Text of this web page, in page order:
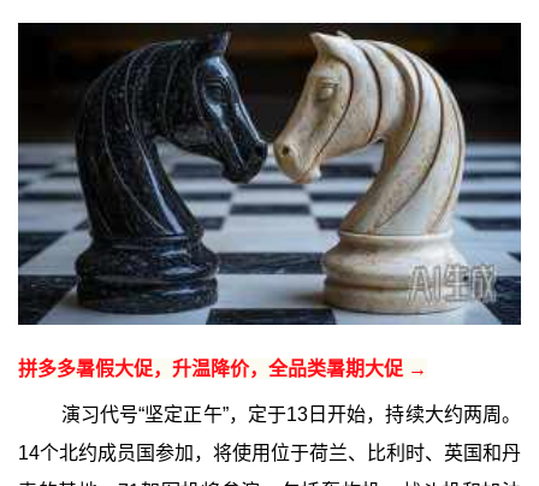
拼多多暑假大促，升温降价，全品类暑期大促 →
演习代号“坚定正午”，定于13日开始，持续大约两周。
14个北约成员国参加，将使用位于荷兰、比利时、英国和丹